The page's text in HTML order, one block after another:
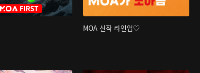
MOA 신작 라인업♡